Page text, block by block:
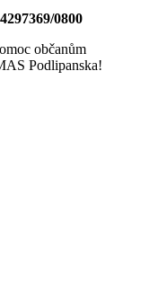
0800
občanům
Podlipanska!